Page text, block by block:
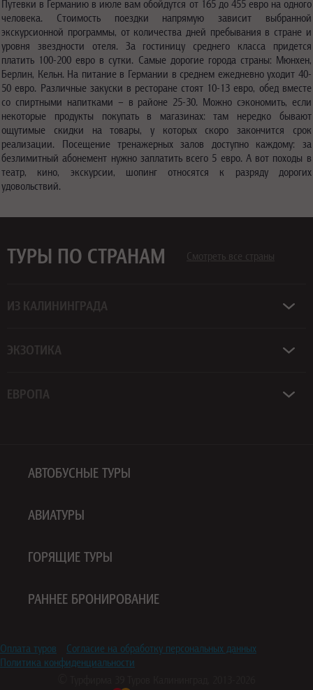
Путевки в Германию в июле вам обойдутся от 165 до 455 евро на одного
человека. Стоимость поездки напрямую зависит выбранной
экскурсионной программы, от количества дней пребывания в стране и
уровня звездности отеля. За гостиницу среднего класса придется
платить 100-200 евро в сутки. Самые дорогие города страны: Мюнхен,
Берлин, Кельн. На питание в Германии в среднем ежедневно уходит 40-
50 евро. Различные закуски в ресторане стоят 10-13 евро, обед вместе
со спиртными напитками – в районе 25-30. Можно сэкономить, если
некоторые продукты покупать в магазинах: там нередко бывают
ощутимые скидки на товары, у которых скоро закончится срок
реализации. Посещение тренажерных залов доступно каждому: за
безлимитный абонемент нужно заплатить всего 5 евро. А вот походы в
театр, кино, экскурсии, шопинг относятся к разряду дорогих
удовольствий.
ТУРЫ ПО СТРАНАМ Смотреть все страны
ИЗ КАЛИНИНГРАДА
ЭКЗОТИКА
ЕВРОПА
АВТОБУСНЫЕ ТУРЫ
АВИАТУРЫ
ГОРЯЩИЕ ТУРЫ
РАННЕЕ БРОНИРОВАНИЕ
Оплата туров
Согласие на обработку персональных данных
Политика конфиденциальности